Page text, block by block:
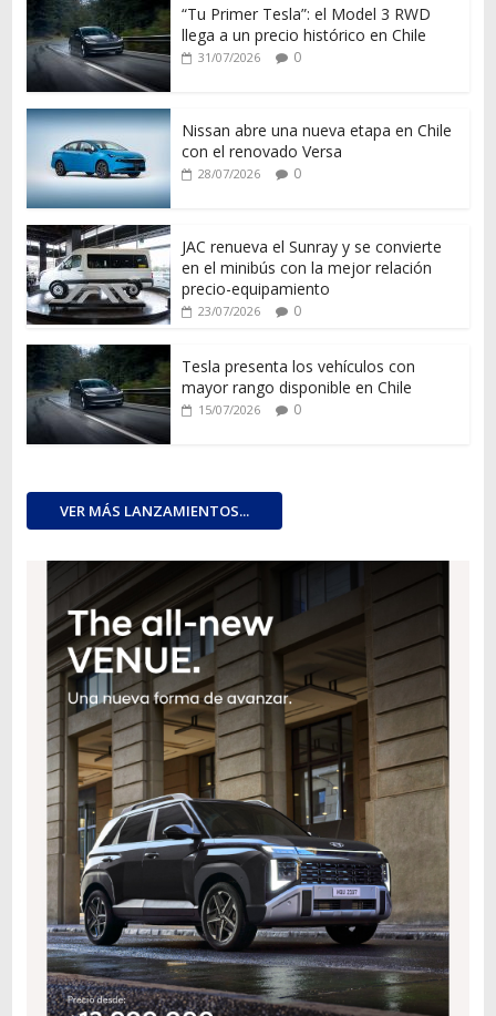
“Tu Primer Tesla”: el Model 3 RWD
llega a un precio histórico en Chile
31/07/2026 0
Nissan abre una nueva etapa en Chile
con el renovado Versa
28/07/2026 0
JAC renueva el Sunray y se convierte
en el minibús con la mejor relación
precio-equipamiento
23/07/2026 0
Tesla presenta los vehículos con
mayor rango disponible en Chile
15/07/2026 0
VER MÁS LANZAMIENTOS...